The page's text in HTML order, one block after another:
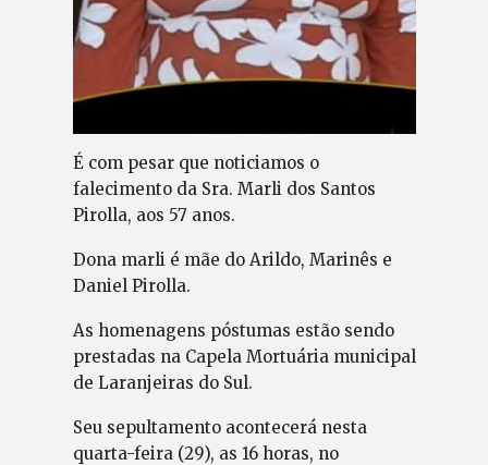
É com pesar que noticiamos o
falecimento da Sra. Marli dos Santos
Pirolla, aos 57 anos.
Dona marli é mãe do Arildo, Marinês e
Daniel Pirolla.
As homenagens póstumas estão sendo
prestadas na Capela Mortuária municipal
de Laranjeiras do Sul.
Seu sepultamento acontecerá nesta
quarta-feira (29), as 16 horas, no